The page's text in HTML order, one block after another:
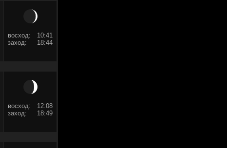
восход:
10:41
заход:
18:44
восход:
12:08
заход:
18:49